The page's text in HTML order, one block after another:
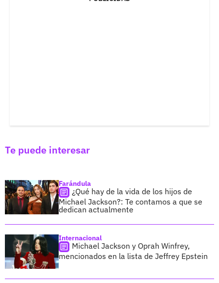
Te puede interesar
Farándula
¿Qué hay de la vida de los hijos de
Michael Jackson?: Te contamos a que se
dedican actualmente
Internacional
Michael Jackson y Oprah Winfrey,
mencionados en la lista de Jeffrey Epstein